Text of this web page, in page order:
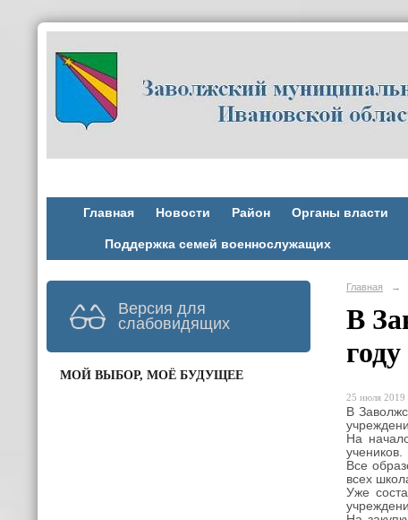
Главная Новости Район Органы власти
Поддержка семей военнослужащих
Версия для
слабовидящих
МОЙ ВЫБОР, МОЁ БУДУЩЕЕ
Главная →
В
году
25 июля 2019
В
На
учеников.
Все
всех
Уже